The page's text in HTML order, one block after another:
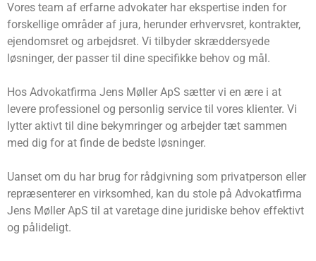
Vores team af erfarne advokater har ekspertise inden for
forskellige områder af jura, herunder erhvervsret, kontrakter,
ejendomsret og arbejdsret. Vi tilbyder skræddersyede
løsninger, der passer til dine specifikke behov og mål.
Hos Advokatfirma Jens Møller ApS sætter vi en ære i at
levere professionel og personlig service til vores klienter. Vi
lytter aktivt til dine bekymringer og arbejder tæt sammen
med dig for at finde de bedste løsninger.
Uanset om du har brug for rådgivning som privatperson eller
repræsenterer en virksomhed, kan du stole på Advokatfirma
Jens Møller ApS til at varetage dine juridiske behov effektivt
og pålideligt.